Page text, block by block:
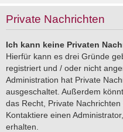
Private Nachrichten
Ich kann keine Privaten
Hierfür kann es drei Gründe
registriert und / oder nicht
Administration hat Private
ausgeschaltet. Außerdem
das Recht, Private
Kontaktiere einen
erhalten.